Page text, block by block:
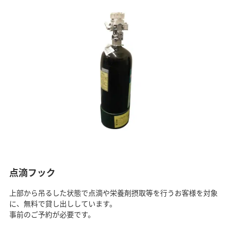
点滴フック
上部から吊るした状態で点滴や栄養剤摂取等を行うお客様を対象
に、無料で貸し出ししています。
事前のご予約が必要です。